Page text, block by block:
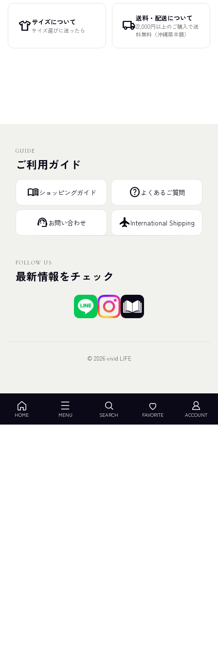
apparelサイズについて
サイズ選びに迷ったら local_shipping送料・配送について
22,000円以上のご購入で送
料無料（沖縄県半額）
GUIDE
ご利用ガイド
menu_bookショッピングガイド help よくあるご質問
support_agent お問い合わせ flightInternational Shipping
FOLLOW US
最新情報をチェック
© 2026 vivid LIFE
HOME MENU SEARCH FAVORITE ACCOUNT